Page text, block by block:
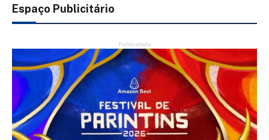
Espaço Publicitário
Publicidade